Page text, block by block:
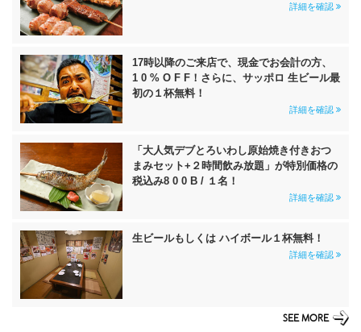
詳細を確認
17時以降のご来店で、現金でお会計の方、
1 0 % O F F！さらに、サッポロ 生ビール最
初の１杯無料！
詳細を確認
「大人気デブとろいわし原始焼き付きおつ
まみセット+２時間飲み放題」が特別価格の
税込み8 0 0 B / １名！
詳細を確認
生ビールもしくは ハイボール１杯無料！
詳細を確認
SEE MORE